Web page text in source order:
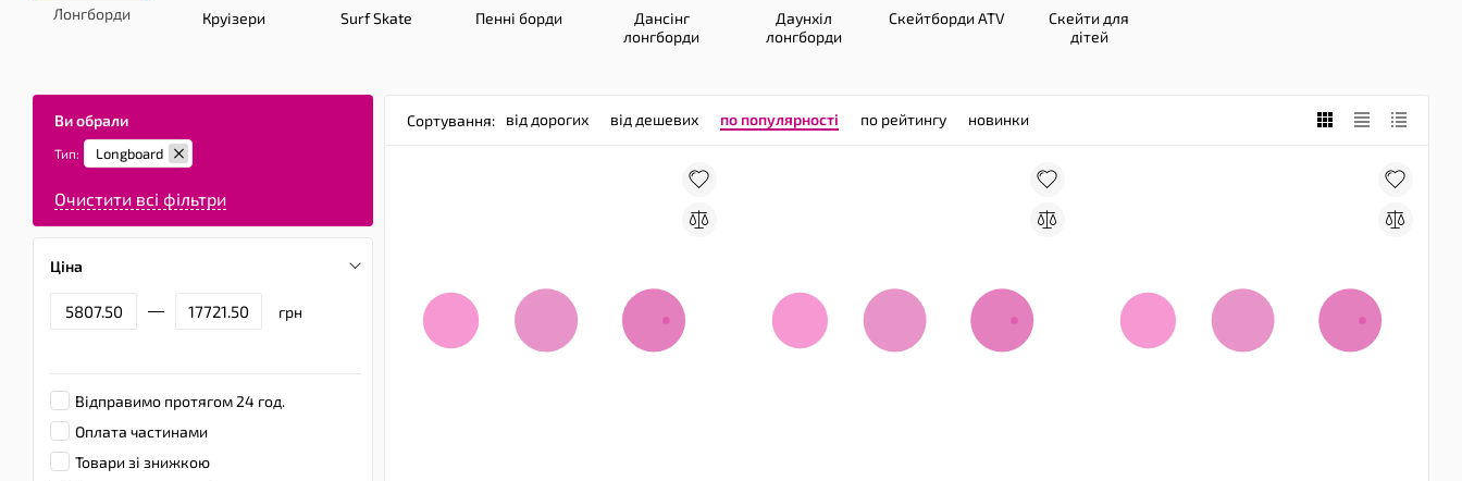
Лонгборди Круізери Surf Skate Пенні борди
Дансінг
лонгборди
Даунхіл
лонгборди
Cкейтборди ATV
Скейти для
дітей
Сортування: від дорогих від дешевих по популярності по рейтингу новинки
Ви обрали
Тип: Longboard
Очистити всі фільтри
Ціна
грн
Відправимо протягом 24 год.
Оплата частинами
Товари зі знижкою